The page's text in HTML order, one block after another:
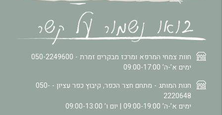
חוות צמחי המרפא ומרכז מבקרים זמרת - 050-2249600
ימים א’-ה’ 09:00-17:00
חנות המותג - מתחם חצר הכפר, קיבוץ כפר עציון - 050-
2220648
ימים א’-ה’ 09:00-19:00 | יום ו’ 09:00-13:00